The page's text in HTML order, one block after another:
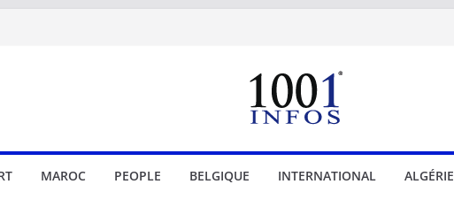
MAROC PEOPLE BELGIQUE INTERNATIONAL ALGÉRIE